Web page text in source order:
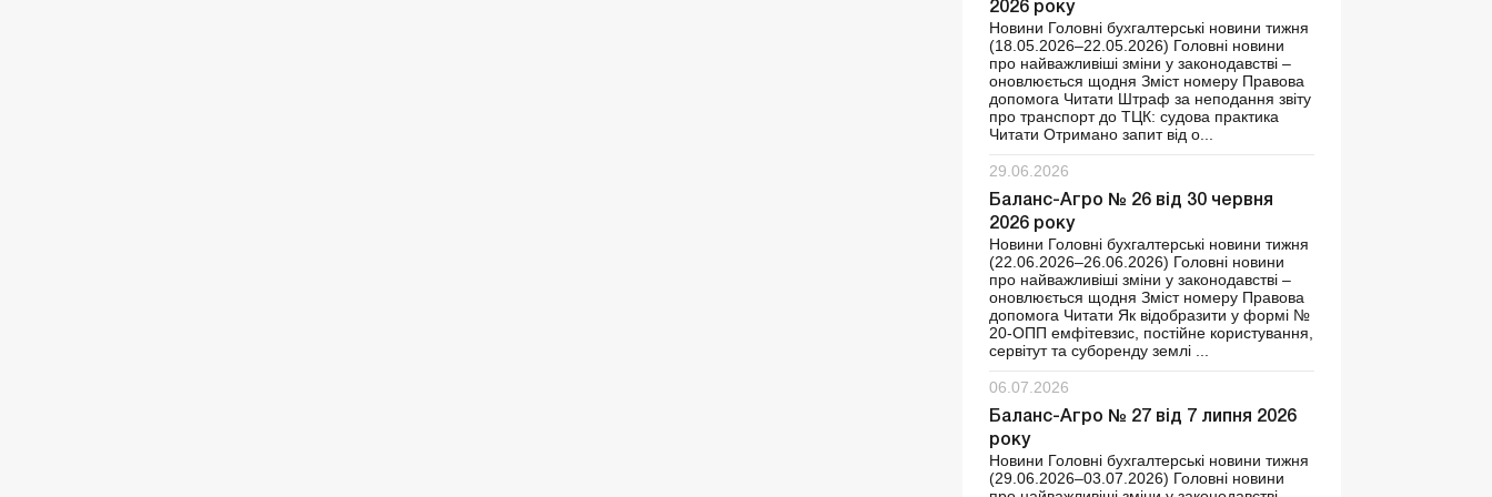
2026 року
Новини Головні бухгалтерські новини тижня
(18.05.2026–22.05.2026) Головні новини
про найважливіші зміни у законодавстві –
оновлюється щодня Зміст номеру Правова
допомога Читати Штраф за неподання звіту
про транспорт до ТЦК: судова практика
Читати Отримано запит від о...
29.06.2026
Баланс-Агро № 26 від 30 червня
2026 року
Новини Головні бухгалтерські новини тижня
(22.06.2026–26.06.2026) Головні новини
про найважливіші зміни у законодавстві –
оновлюється щодня Зміст номеру Правова
допомога Читати Як відобразити у формі №
20-ОПП емфітевзис, постійне користування,
сервітут та суборенду землі ...
06.07.2026
Баланс-Агро № 27 від 7 липня 2026
року
Новини Головні бухгалтерські новини тижня
(29.06.2026–03.07.2026) Головні новини